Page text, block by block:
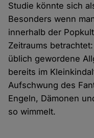
Studie könnte sich
Besonders wenn
innerhalb der
Zeitraums
üblich gewordene
bereits im
Aufschwung des
Engeln, Dämonen
so wimmelt.